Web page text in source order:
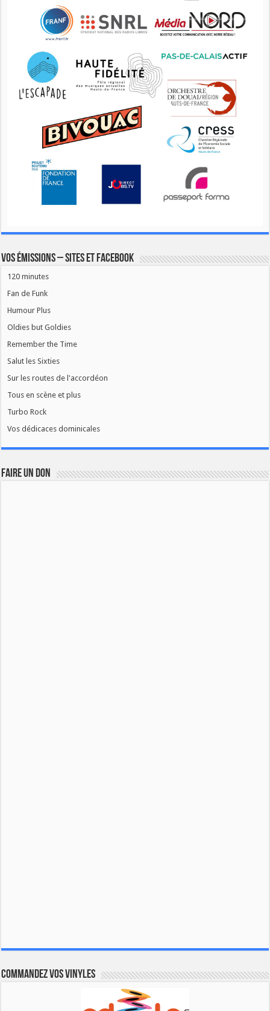
Vos émissions – Sites et Facebook
120 minutes
Fan de Funk
Humour Plus
Oldies but Goldies
Remember the Time
Salut les Sixties
Sur les routes de l'accordéon
Tous en scène et plus
Turbo Rock
Vos dédicaces dominicales
FAIRE UN DON
Commandez vos vinyles